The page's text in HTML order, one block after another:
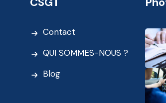
Contact
QUI SOMMES-NOUS ?
Blog